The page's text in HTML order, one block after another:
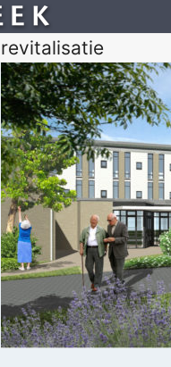
revitalisatie